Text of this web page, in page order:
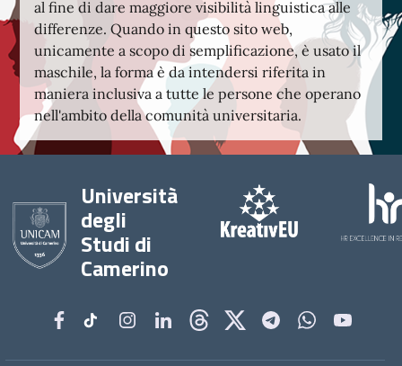
al fine di dare maggiore visibilità linguistica alle
differenze. Quando in questo sito web,
unicamente a scopo di semplificazione, è usato il
maschile, la forma è da intendersi riferita in
maniera inclusiva a tutte le persone che operano
nell'ambito della comunità universitaria.
Università
degli
Studi di
Camerino